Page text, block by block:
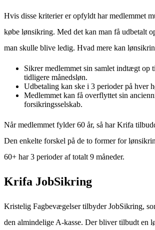
Hvis disse kriterier er opfyldt har medlemmet
købe lønsikring. Med det kan man få udbetalt
man skulle blive ledig. Hvad mere kan
Sikrer medlemmet sin samlet indtægt op
tidligere månedsløn.
Udbetaling kan ske i 3 perioder på hver
Medlemmet kan få overflyttet sin
forsikringsselskab.
Når medlemmet fylder 60 år, så har Krifa
Den enkelte forskel på de to former for
60+ har 3 perioder af totalt 9 måneder.
Krifa JobSikring
Kristelig Fagbevægelser tilbyder JobSikring,
den almindelige A-kasse. Der bliver tilbudt en